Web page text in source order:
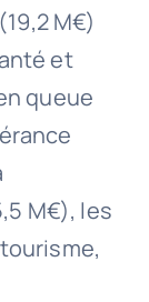
M€)
et
queue
M€), les